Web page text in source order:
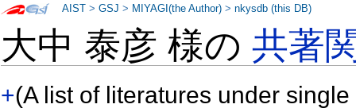
大中 泰彦 様の共著
+(A list of literatures under
AIST >GSJ > MIYAGI(the Author) >nkysdb (this DB)